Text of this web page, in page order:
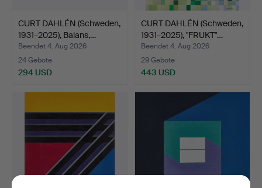
CURT DAHLÉN (Schweden,
1931–2025), Balans,…
Beendet 4. Aug 2026
24 Gebote
294 USD
CURT DAHLÉN (Schweden,
1931–2025), "FRUKT"…
Beendet 4. Aug 2026
29 Gebote
443 USD